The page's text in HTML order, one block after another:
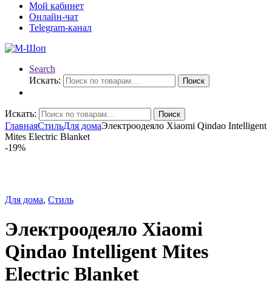
Мой кабинет
Онлайн-чат
Telegram-канал
Search
Искать:
Поиск
Искать: Поиск
ГлавнаяСтильДля домаЭлектроодеяло Xiaomi Qindao Intelligent
Mites Electric Blanket
-19%
Для дома, Стиль
Электроодеяло Xiaomi
Qindao Intelligent Mites
Electric Blanket